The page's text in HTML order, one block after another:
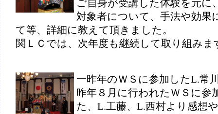
ご自身が受講した体験を元に
対象者について、手法や効果
て等、詳細に教えて頂きました。
関ＬＣでは、次年度も継続して取り組みま
一昨年のＷＳに参加したL.常
昨年８月に行われたＷＳに参
た、L.工藤、L.西村より感想